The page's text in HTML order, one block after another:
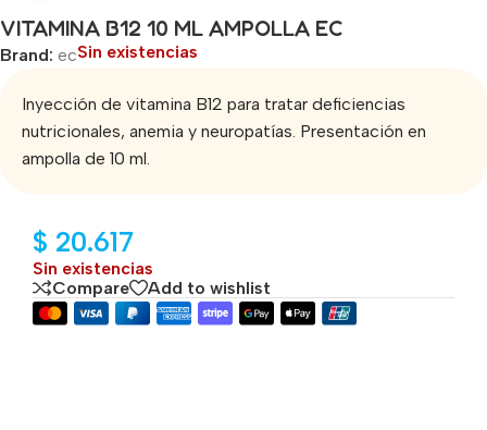
VITAMINA B12 10 ML AMPOLLA EC
Brand: ecSin existencias
Inyección de vitamina B12 para tratar deficiencias
nutricionales, anemia y neuropatías. Presentación en
ampolla de 10 ml.
$ 20.617
Sin existencias
Compare
Add to wishlist